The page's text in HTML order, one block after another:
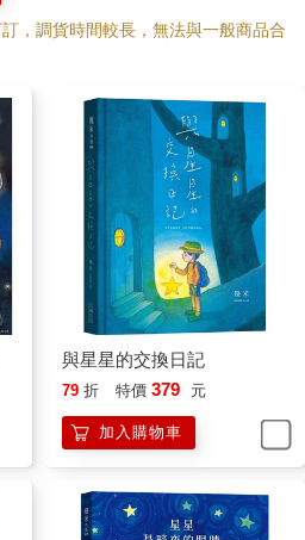
，調貨時間較長，無法與一般商品合
與星星的交換日記
79 折 特價 379 元
加入購物車